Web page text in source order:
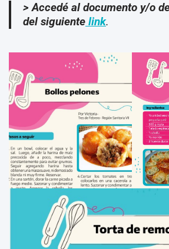
> Accedé al documento y/o
del siguiente link.